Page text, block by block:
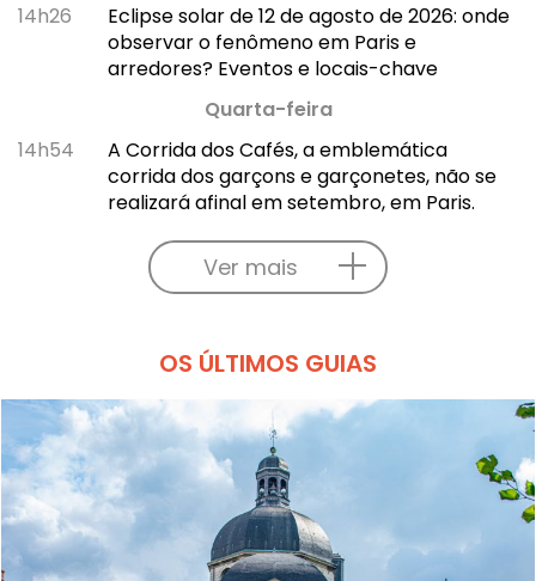
14h26
Eclipse solar de 12 de agosto de 2026: onde
observar o fenômeno em Paris e
arredores? Eventos e locais-chave
Quarta-feira
14h54
A Corrida dos Cafés, a emblemática
corrida dos garçons e garçonetes, não se
realizará afinal em setembro, em Paris.
Ver mais
OS ÚLTIMOS GUIAS